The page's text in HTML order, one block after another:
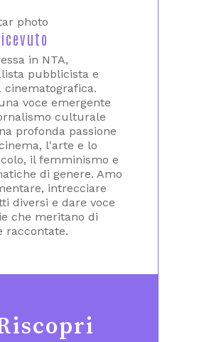
in NTA,
pubblicista e
cinematografica.
voce emergente
culturale
profonda passione
l'arte e lo
il femminismo e
di genere. Amo
intrecciare
diversi e dare voce
che meritano di
raccontate.